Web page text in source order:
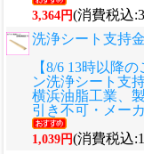
3,364円(消費税込
洗浄シート支持
【8/6 13時以降
ン洗浄シート支
横浜油脂工業、
引き不可・メー
1,039円(消費税込